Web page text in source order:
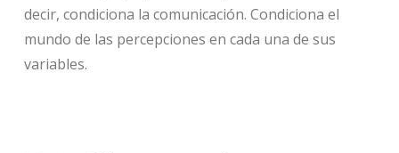
decir, condiciona la comunicación. Condiciona el
mundo de las percepciones en cada una de sus
variables.